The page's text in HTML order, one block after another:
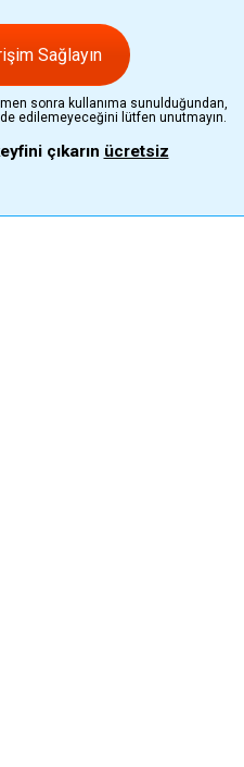
Sağlayın
sonra kullanıma sunulduğundan,
edilemeyeceğini lütfen unutmayın.
çıkarın ücretsiz